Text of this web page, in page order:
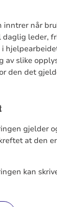
inntrer når
daglig leder,
av slike
den det
gjelder
at den
kan